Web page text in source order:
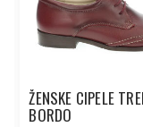
ŽENSKE CIPELE
BORDO